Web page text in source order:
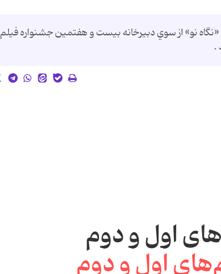
«نگاه نو» از سوي دبيرخانه بيست و هفتمين جشنواره فيلم
.
اول و دوم